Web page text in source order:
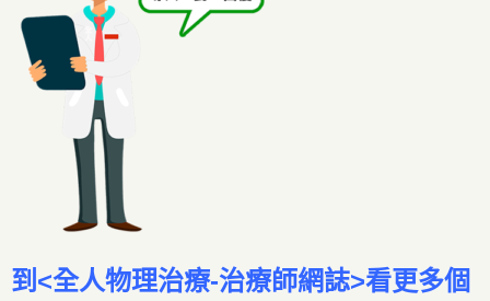
到 <全人物理治療-治療師網誌>看更多個